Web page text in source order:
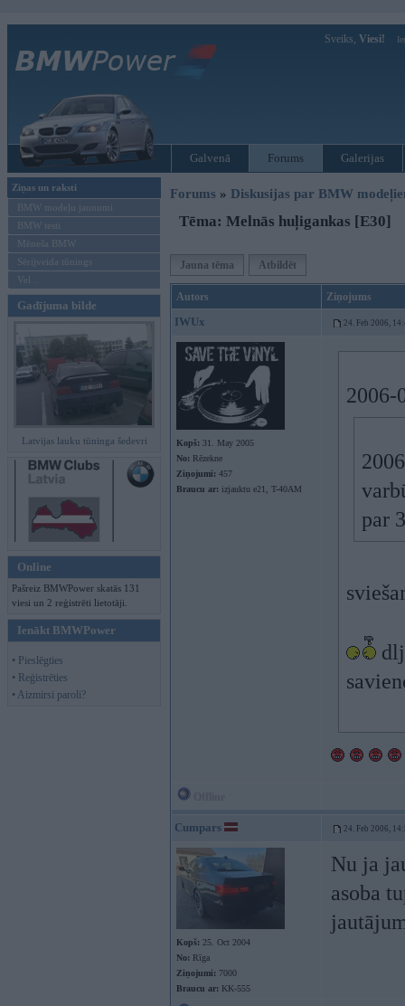
Sveiks, Viesi!
Galvenā Forums Galerijas
Ziņas un raksti
BMW modeļu jaunumi
BMW testi
Mēneša BMW
Sērijveida tūnings
Vel...
Gadījuma bilde
Latvijas lauku tūninga šedevri
Online
Pašreiz BMWPower skatās 131
viesi un 2 reģistrēti lietotāji.
Ienākt BMWPower
• Pieslēgties
• Reģistrēties
• Aizmirsi paroli?
Forums » Diskusijas par BMW
Tēma: Melnās huļigankas [E30]
Jauna tēma Atbildēt
Autors Ziņojums
IWUx 24. Feb 2006,
Kopš: 31. May 2005
No: Rēzekne
Ziņojumi: 457
Braucu ar: izjauktu e21, T-40AM
2006-
par
Cumpars 24. Feb 2006,
Kopš: 25. Oct 2004
No: Rīga
Ziņojumi: 7000
Braucu ar: KK-555
Nu ja
asoba